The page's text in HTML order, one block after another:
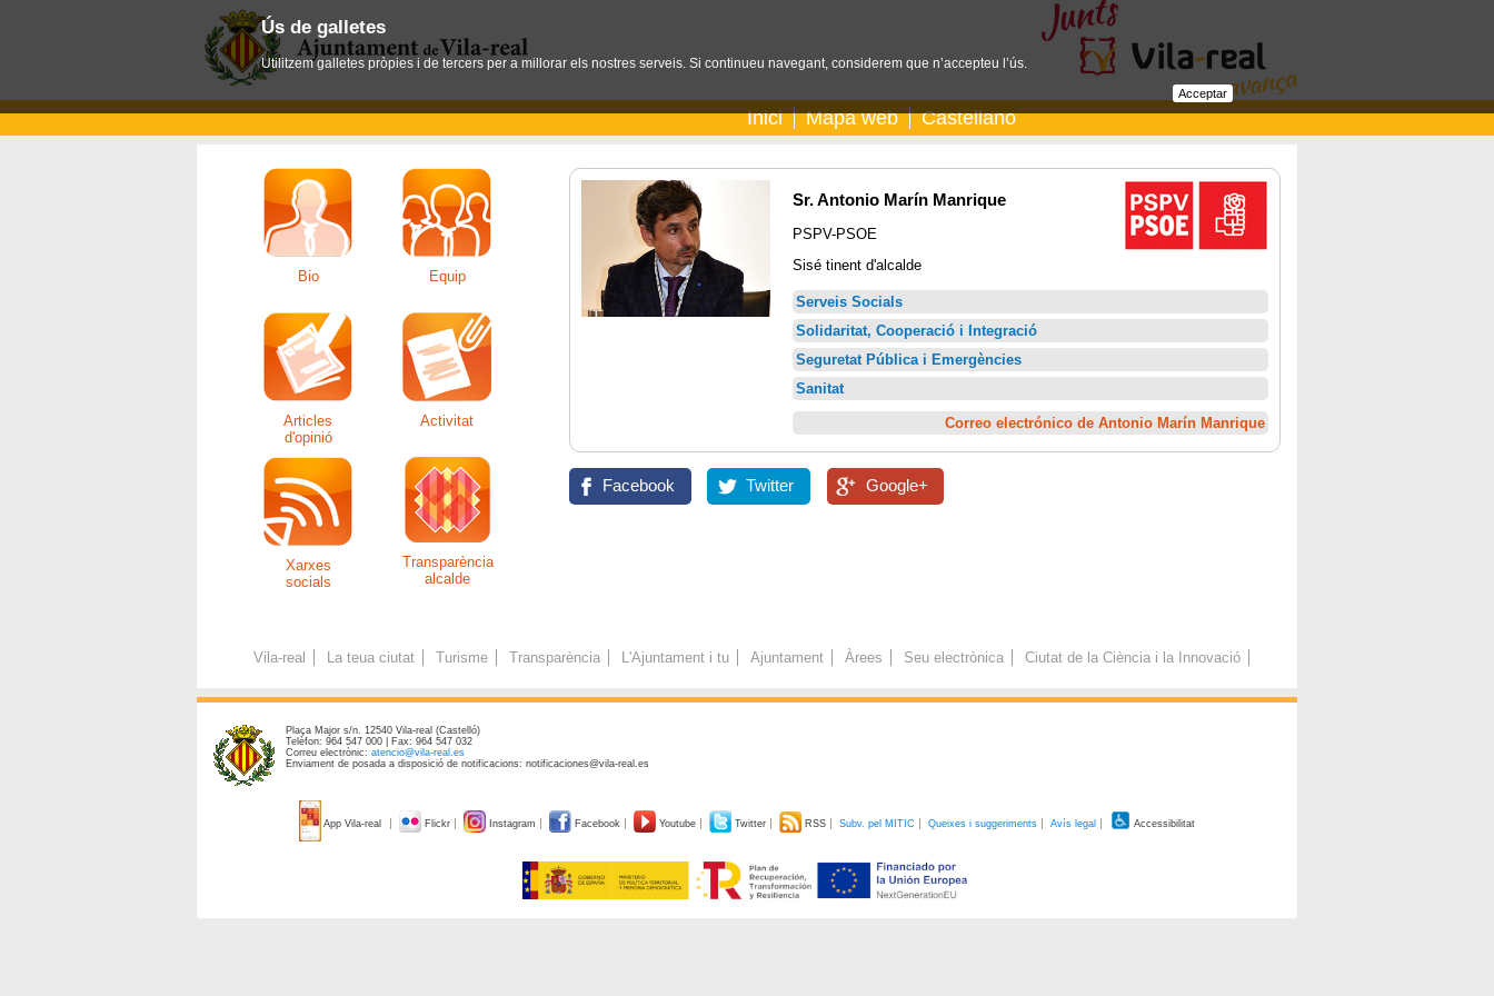
Inici Mapa web Castellano
Sr. Antonio Marín Manrique
PSPV-PSOE
Sisé tinent d'alcalde
Serveis Socials
Solidaritat, Cooperació i Integració
Seguretat Pública i Emergències
Sanitat
Correo electrónico de Antonio Marín Manrique
Facebook Twitter Google+
Bio Equip
Articles
d'opinió
Activitat
Xarxes
socials
Transparència
alcalde
Vila-real La teua ciutat Turisme Transparència L'Ajuntament i tu Ajuntament Àrees Seu electrònica Ciutat de la Ciència i la Innovació
Plaça Major s/n. 12540 Vila-real (Castelló)
Telèfon: 964 547 000 | Fax: 964 547 032
Correu electrònic: atencio@vila-real.es
Enviament de posada a disposició de notificacions: notificaciones@vila-real.es
App Vila-real Flickr Instagram Facebook Youtube Twitter RSS Subv. pel MITIC Queixes i suggeriments Avís legal Accessibilitat
Ús de galletes
Utilitzem galletes pròpies i de tercers per a millorar els nostres serveis. Si continueu navegant, considerem que n’accepteu l’ús.
Acceptar